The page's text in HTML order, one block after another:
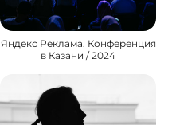
Яндекс Реклама. Конференция
в Казани / 2024